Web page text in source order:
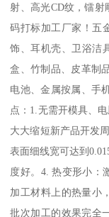
射、高光CD纹，镭
码打标加工厂家！五
饰、耳机壳、卫浴洁
盒、竹制品、皮革制
电池、金属按属、手
点：1.无需开模具、
大大缩短新产品开发
表面细线宽可达到
度好。4. 热变形小：
加工材料上的热量小
批次加工的效果完全